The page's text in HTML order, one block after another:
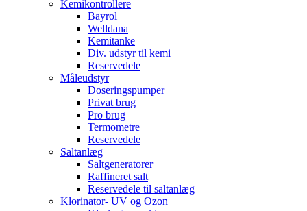
Kemikontrollere
Bayrol
Welldana
Kemitanke
Div. udstyr til kemi
Reservedele
Måleudstyr
Doseringspumper
Privat brug
Pro brug
Termometre
Reservedele
Saltanlæg
Saltgeneratorer
Raffineret salt
Reservedele til saltanlæg
Klorinator- UV og Ozon